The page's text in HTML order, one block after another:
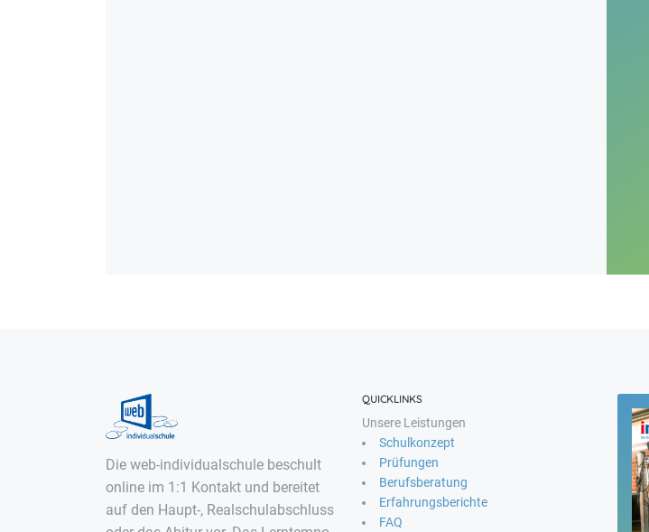
Die web-individualschule beschult
online im 1:1 Kontakt und bereitet
auf den Haupt-, Realschulabschluss
QUICKLINKS
Unsere Leistungen
Schulkonzept
Prüfungen
Berufsberatung
Erfahrungsberichte
FAQ